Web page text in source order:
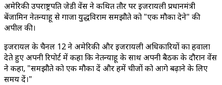
अमेरिकी उपराष्ट्रपति जेडी वेंस ने कथित तौर पर इजरायली प्रधानमंत्री
बेंजामिन नेतन्याहू से गाजा युद्धविराम समझौते को "एक मौका देने" की
अपील की।
इजरायल के चैनल 12 ने अमेरिकी और इजरायली अधिकारियों का हवाला
देते हुए अपनी रिपोर्ट में कहा कि नेतन्याहू के साथ अपनी बैठक के दौरान वेंस
ने कहा, "समझौते को एक मौका दें और हमें चीजों को आगे बढ़ाने के लिए
समय दें।"